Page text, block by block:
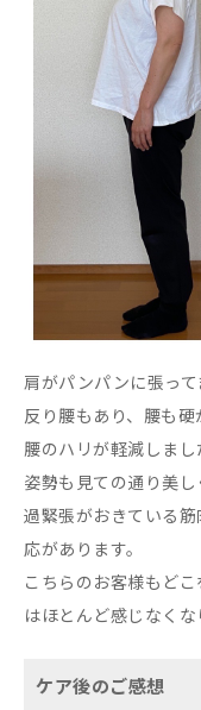
肩がパンパンに張って
反り腰もあり、腰も
腰のハリが軽減しまし
姿勢も見ての通り美し
過緊張がおきている
応があります。
こちらのお客様もど
はほとんど感じなくな
ケア後のご感想